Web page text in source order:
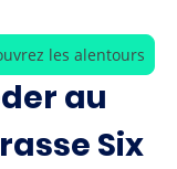
les alentours
au
Six